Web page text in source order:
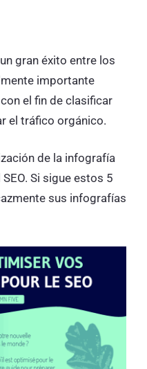
gran éxito entre los
importante
el fin de clasificar
el tráfico orgánico.
de la infografía
Si sigue estos 5
sus infografías